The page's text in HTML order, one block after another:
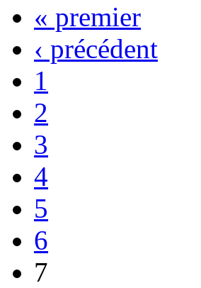
« premier
‹ précédent
1
2
3
4
5
6
7